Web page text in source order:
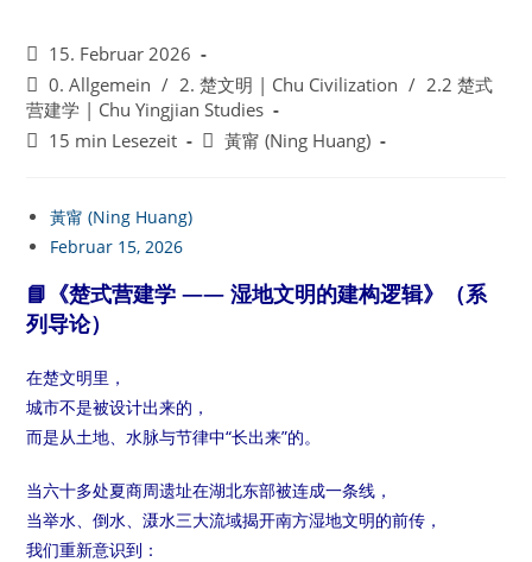
Beitrag
veröffentlicht:
15. Februar 2026
Beitrags-
Kategorie:
0. Allgemein / 2. 楚文明 | Chu Civilization / 2.2 楚式
营建学 | Chu Yingjian Studies
Lesedauer:
15 min Lesezeit
Beitrags-
黃甯 (Ning Huang)
黃甯 (Ning Huang)
Februar 15, 2026
📘《楚式营建学 —— 湿地文明的建构逻辑》（系
列导论）
在楚文明里，
城市不是被设计出来的，
而是从土地、水脉与节律中“长出来”的。
当六十多处夏商周遗址在湖北东部被连成一条线，
当举水、倒水、滠水三大流域揭开南方湿地文明的前传，
我们重新意识到：